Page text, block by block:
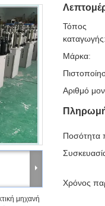
μηχανή
Τόπος
καταγωγής:
Μάρκα:
Αριθμό
Ποσότητα
Χρόνος